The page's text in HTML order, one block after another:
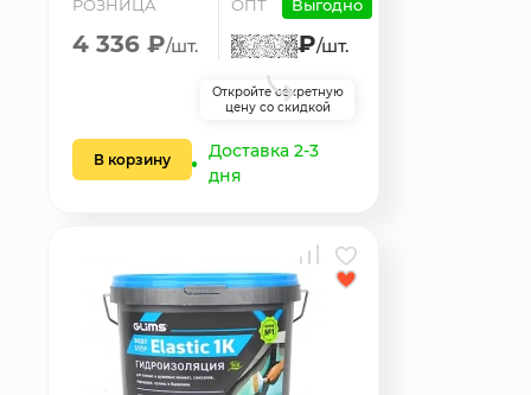
РОЗНИЦА
4 336 ₽/шт.
ОПТ Выгодно
₽/шт.
Откройте секретную
цену со скидкой
В корзину
Доставка 2-3
дня